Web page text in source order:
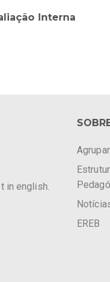
Interna
in english.
EREB